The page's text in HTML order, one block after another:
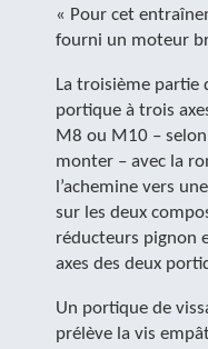
« Pour cet
fourni un moteur
La troisième partie
portique à trois
M8 ou M10 –
monter – avec la
l’achemine vers
sur les deux
réducteurs pignon
axes des deux
Un portique de
prélève la vis